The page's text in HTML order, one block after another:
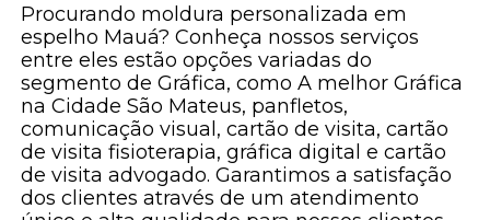
Procurando moldura personalizada em
espelho Mauá? Conheça nossos serviços
entre eles estão opções variadas do
segmento de Gráfica, como A melhor Gráfica
na Cidade São Mateus, panfletos,
comunicação visual, cartão de visita, cartão
de visita fisioterapia, gráfica digital e cartão
de visita advogado. Garantimos a satisfação
dos clientes através de um atendimento